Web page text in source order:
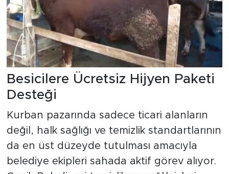
Besicilere Ücretsiz Hijyen Paketi
Desteği
Kurban pazarında sadece ticari alanların
değil, halk sağlığı ve temizlik standartlarının
da en üst düzeyde tutulması amacıyla
belediye ekipleri sahada aktif görev alıyor.